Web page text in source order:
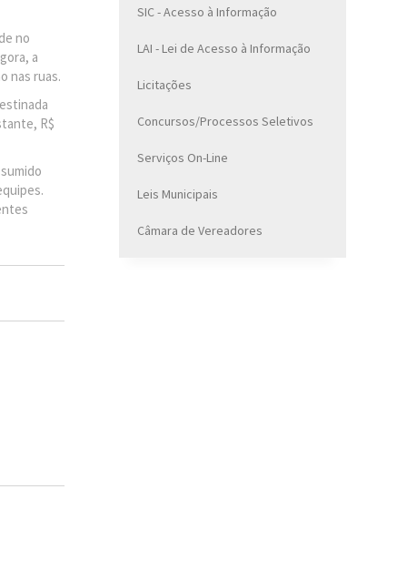
no
a
nas ruas.
R$
SIC - Acesso à Informação
LAI - Lei de Acesso à Informação
Licitações
Concursos/Processos Seletivos
Serviços On-Line
Leis Municipais
Câmara de Vereadores